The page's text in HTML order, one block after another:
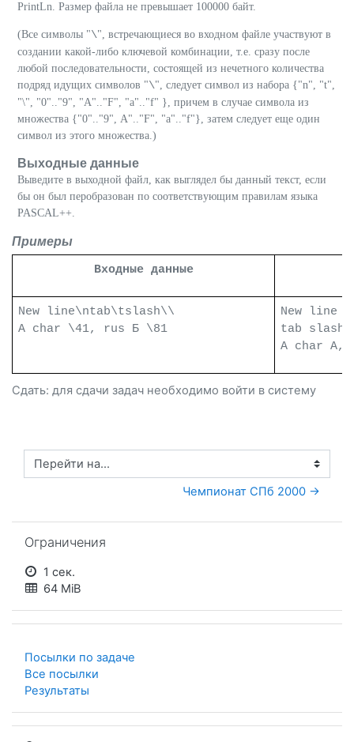
PrintLn. Размер файла не превышает 100000 байт.
(Все символы "\", встречающиеся во входном файле участвуют в
создании какой-либо ключевой комбинации, т.е. сразу после
любой последовательности, состоящей из нечетного количества
подряд идущих символов "\", следует символ из набора {"n", "t",
"\", "0".."9", "A".."F", "a".."f" }, причем в случае символа из
множества {"0".."9", A".."F", "a".."f"}, затем следует еще один
символ из этого множества.)
Выходные данные
Выведите в выходной файл, как выглядел бы данный текст, если
бы он был перобразован по соответствующим правилам языка
PASCAL++.
Примеры
Входные данные
New line\ntab\tslash\\
A char \41, rus Б \81
New line
tab slash\
A char A,
Сдать: для сдачи задач необходимо войти в систему
Перейти на...
Чемпионат СПб 2000 →
Ограничения
1 сек.
64 MiB
Посылки по задаче
Все посылки
Результаты